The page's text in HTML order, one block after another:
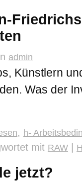
admin
Künstlern
Was der
, h-
mit RAW
jetzt?